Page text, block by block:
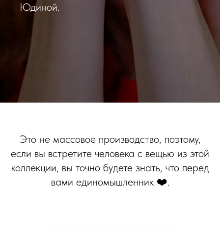
Юдиной.
Это не массовое производство, поэтому,
если вы встретите человека с вещью из этой
коллекции, вы точно будете знать, что перед
вами единомышленник ❤️.